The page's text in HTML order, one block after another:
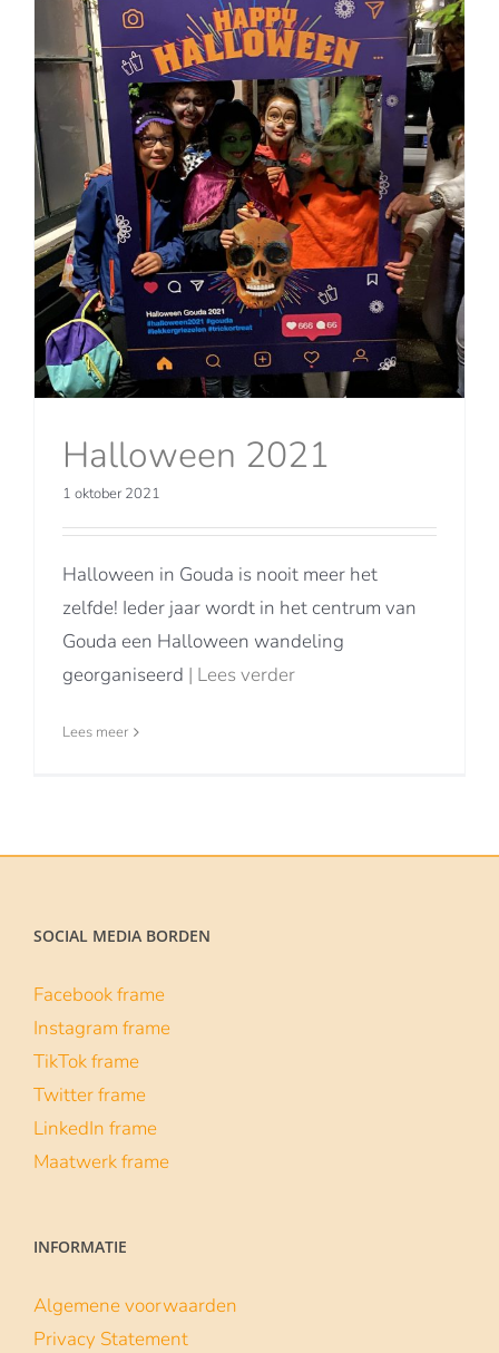
Halloween 2021
1 oktober 2021
Halloween in Gouda is nooit meer het
zelfde! Ieder jaar wordt in het centrum van
Gouda een Halloween wandeling
georganiseerd | Lees verder
Lees meer
SOCIAL MEDIA BORDEN
Facebook frame
Instagram frame
TikTok frame
Twitter frame
LinkedIn frame
Maatwerk frame
INFORMATIE
Algemene voorwaarden
Privacy Statement